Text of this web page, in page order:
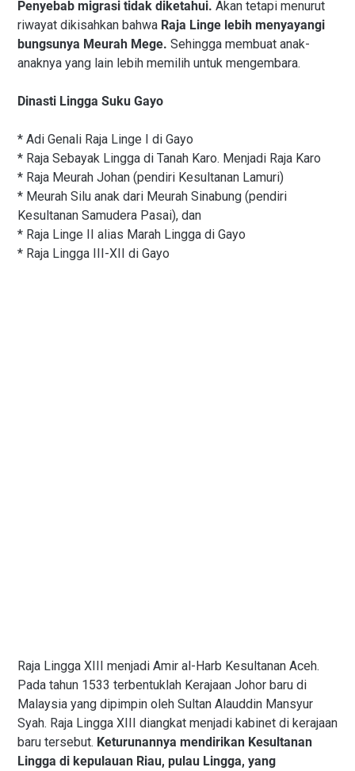
Penyebab migrasi tidak diketahui. Akan tetapi menurut
riwayat dikisahkan bahwa Raja Linge lebih menyayangi
bungsunya Meurah Mege. Sehingga membuat anak-
anaknya yang lain lebih memilih untuk mengembara.
Dinasti Lingga Suku Gayo
* Adi Genali Raja Linge I di Gayo
* Raja Sebayak Lingga di Tanah Karo. Menjadi Raja Karo
* Raja Meurah Johan (pendiri Kesultanan Lamuri)
* Meurah Silu anak dari Meurah Sinabung (pendiri
Kesultanan Samudera Pasai), dan
* Raja Linge II alias Marah Lingga di Gayo
* Raja Lingga III-XII di Gayo
Raja Lingga XIII menjadi Amir al-Harb Kesultanan Aceh.
Pada tahun 1533 terbentuklah Kerajaan Johor baru di
Malaysia yang dipimpin oleh Sultan Alauddin Mansyur
Syah. Raja Lingga XIII diangkat menjadi kabinet di kerajaan
baru tersebut. Keturunannya mendirikan Kesultanan
Lingga di kepulauan Riau, pulau Lingga, yang